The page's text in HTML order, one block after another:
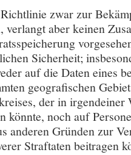
zwar zur
aber keinen
Sicherheit;
auf die Daten eines
geografischen
der in irgendeiner
könnte, noch auf
anderen Gründen zur
Straftaten beitragen